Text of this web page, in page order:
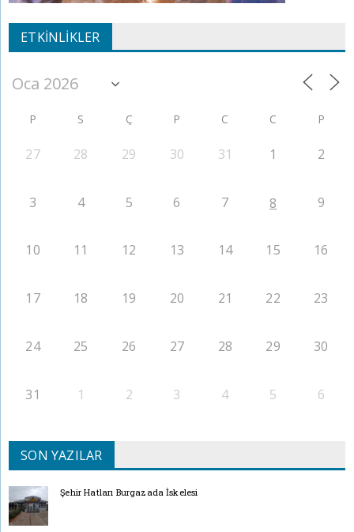
ETKINLIKLER
P S Ç P C C P
27 28 29 30 31 1 2
3 4 5 6 7 8 9
10 11 12 13 14 15 16
17 18 19 20 21 22 23
24 25 26 27 28 29 30
31 1 2 3 4 5 6
SON YAZILAR
Şehir Hatları Burgazada İskelesi